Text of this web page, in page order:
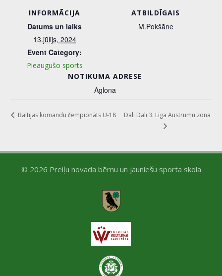
INFORMĀCIJA
Datums un laiks
13.jūlijs, 2024
Event Category:
Pieaugušo sports
NOTIKUMA ADRESE
Aglona
ATBILDĪGAIS
M.Pokšāne
Baltijas komandu čempionāts U-18 Dali Dali 3. Līga Austrumu zona
© 2026 Preiļu novada bērnu un jauniešu sporta skola